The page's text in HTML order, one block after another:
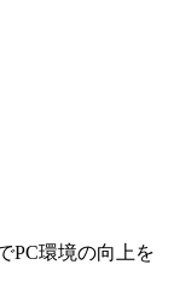
PC環境の向上を